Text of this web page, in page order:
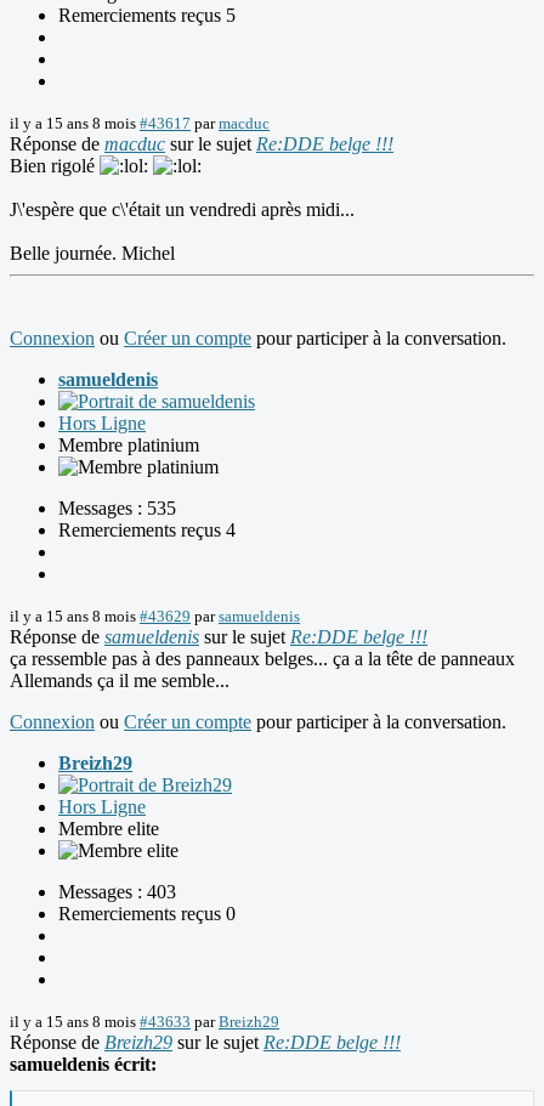
Remerciements reçus 5
il y a 15 ans 8 mois #43617 parmacduc
Réponse de macduc sur le sujet Re:DDE belge !!!
Bien rigolé
J\'espère que c\'était un vendredi après midi...
Belle journée. Michel
Connexion ou Créer un compte pour participer à la conversation.
samueldenis
Hors Ligne
Membre platinium
Messages : 535
Remerciements reçus 4
il y a 15 ans 8 mois #43629 parsamueldenis
Réponse de samueldenis sur le sujet Re:DDE belge !!!
ça ressemble pas à des panneaux belges... ça a la tête de panneaux
Allemands ça il me semble...
Connexion ou Créer un compte pour participer à la conversation.
Breizh29
Hors Ligne
Membre elite
Messages : 403
Remerciements reçus 0
il y a 15 ans 8 mois #43633 parBreizh29
Réponse de Breizh29 sur le sujet Re:DDE belge !!!
samueldenis écrit: